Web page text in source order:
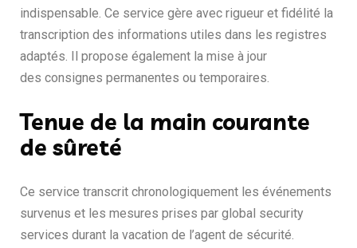
indispensable. Ce service gère avec rigueur et fidélité la
transcription des informations utiles dans les registres
adaptés. Il propose également la mise à jour
des consignes permanentes ou temporaires.
Tenue de la main courante
de sûreté
Ce service transcrit chronologiquement les événements
survenus et les mesures prises par global security
services durant la vacation de l’agent de sécurité.